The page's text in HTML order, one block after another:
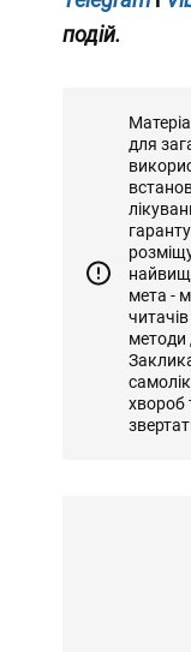
подій.
для
мета -
методи
хвороб